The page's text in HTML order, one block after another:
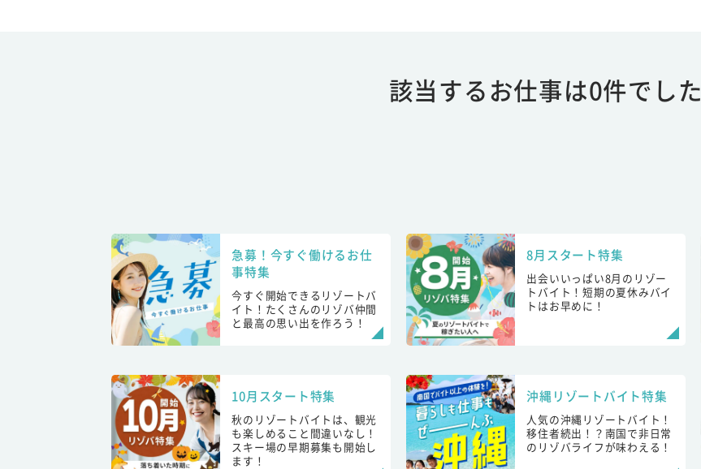
該当するお仕事は0件でした
急募！今すぐ働けるお仕
事特集
今すぐ開始できるリゾートバ
イト！たくさんのリゾバ仲間
と最高の思い出を作ろう！
8月スタート特集
出会いいっぱい8月のリゾー
トバイト！短期の夏休みバイ
トはお早めに！
10月スタート特集
秋のリゾートバイトは、観光
も楽しめること間違いなし！
スキー場の早期募集も開始し
ます！
沖縄リゾートバイト特集
人気の沖縄リゾートバイト！
移住者続出！？南国で非日常
のリゾバライフが味わえる！